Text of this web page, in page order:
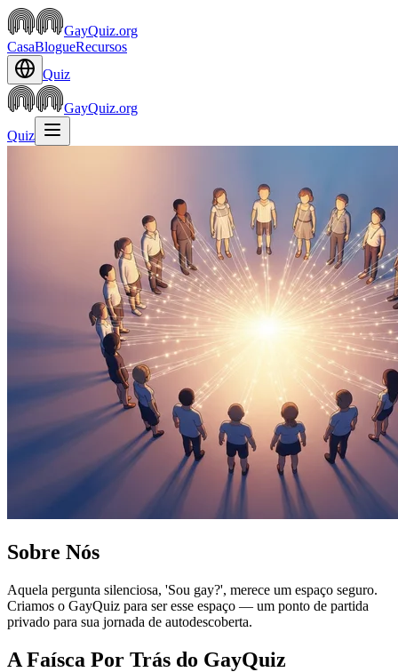
GayQuiz.org
CasaBlogueRecursos
Quiz
GayQuiz.org
Quiz
Sobre Nós
Aquela pergunta silenciosa, 'Sou gay?', merece um espaço seguro.
Criamos o GayQuiz para ser esse espaço — um ponto de partida
privado para sua jornada de autodescoberta.
A Faísca Por Trás do GayQuiz